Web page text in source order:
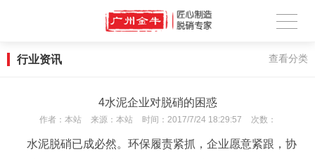
行业资讯 查看分类
4水泥企业对脱硝的困惑
作者： 本站 来源： 本站 时间： 2017/7/24 18:29:57 次数：
水泥脱硝已成必然。环保履责紧抓，企业愿意紧跟，协